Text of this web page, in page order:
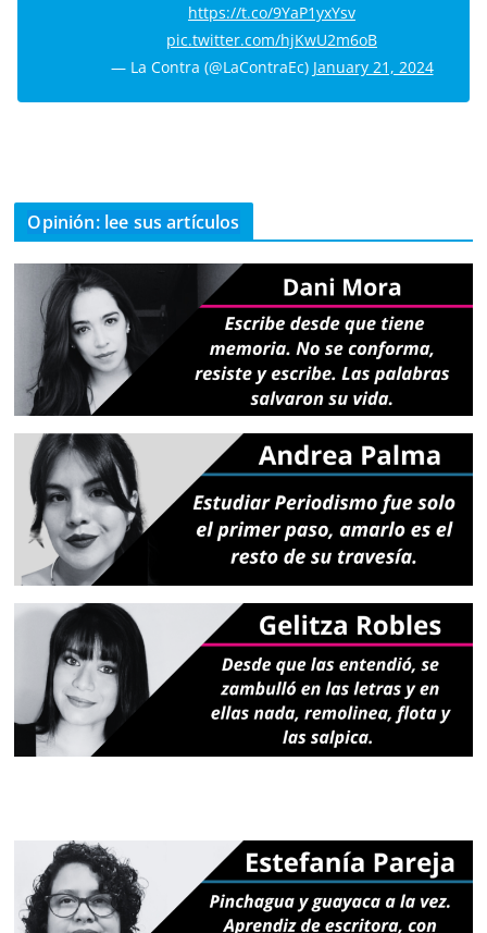
https://t.co/9YaP1yxYsv
pic.twitter.com/hjKwU2m6oB
— La Contra (@LaContraEc) January 21, 2024
Opinión: lee sus artículos